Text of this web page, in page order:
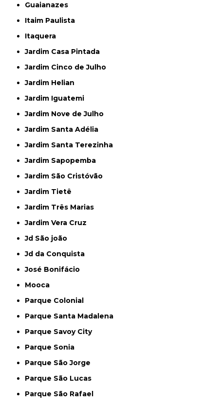
Guaianazes
Itaim Paulista
Itaquera
Jardim Casa Pintada
Jardim Cinco de Julho
Jardim Helian
Jardim Iguatemi
Jardim Nove de Julho
Jardim Santa Adélia
Jardim Santa Terezinha
Jardim Sapopemba
Jardim São Cristóvão
Jardim Tietê
Jardim Três Marias
Jardim Vera Cruz
Jd São joão
Jd da Conquista
José Bonifácio
Mooca
Parque Colonial
Parque Santa Madalena
Parque Savoy City
Parque Sonia
Parque São Jorge
Parque São Lucas
Parque São Rafael